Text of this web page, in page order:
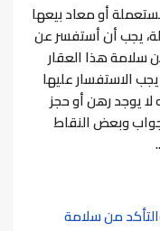
أو معاد بيعها
يجب أن أستفسر عن
سلامة هذا العقار
الاستفسار عليها
يوجد رهن أو حجز
وبعض النقاط
من سلامة